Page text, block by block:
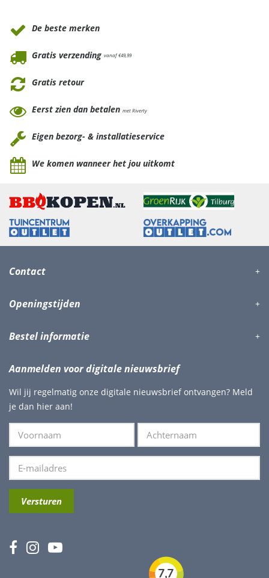
De beste merken
Gratis verzending vanaf €49,99
Gratis retour
Eerst zien dan betalen met Riverty
Eigen bezorg- & installatieservice
We komen wanneer het jou uitkomt
Contact
Openingstijden
Bestel informatie
Aanmelden voor digitale nieuwsbrief
Wil jij regelmatig onze digitale nieuwsbrief ontvangen? Meld
je dan hier aan!